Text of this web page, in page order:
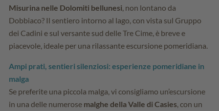
Misurina nelle Dolomiti bellunesi , non lontano da
Dobbiaco? Il sentiero intorno al lago, con vista sul Gruppo
dei Cadini e sul versante sud delle Tre Cime, è breve e
piacevole, ideale per una rilassante escursione pomeridiana.
Ampi prati, sentieri silenziosi: esperienze pomeridiane in
malga
Se preferite una piccola malga, vi consigliamo un’escursione
in una delle numerose malghe della Valle di Casies , con un